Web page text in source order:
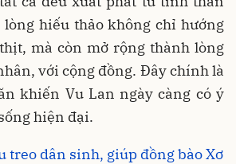
lòng hiếu thảo không chỉ hướng
mà còn mở rộng thành lòng
với cộng đồng. Đây chính là
khiến Vu Lan ngày càng có ý
hiện đại.
treo dân sinh, giúp đồng bào Xơ